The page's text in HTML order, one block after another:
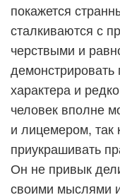
покажется
сталкиваются с
черствыми и
характера и
человек вполне
и лицемером, так
приукрашивать
Он не привык
своими мыслями